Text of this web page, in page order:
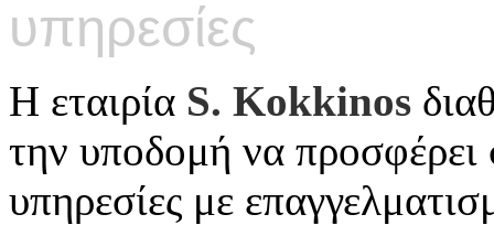
υπηρεσίες
Η εταιρία S. Kokkinos
την υποδομή να προσφέρει
υπηρεσίες με